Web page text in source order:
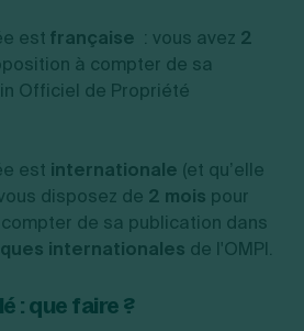
est française : vous avez 2
à compter de sa
Officiel de Propriété
est internationale (et qu’elle
disposez de 2 mois pour
de sa publication dans
internationales de l'OMPI.
: que faire ?